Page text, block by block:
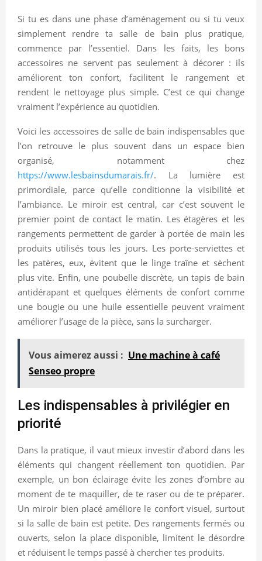
Si tu es dans une phase d’aménagement ou si tu veux
simplement rendre ta salle de bain plus pratique,
commence par l’essentiel. Dans les faits, les bons
accessoires ne servent pas seulement à décorer : ils
améliorent ton confort, facilitent le rangement et
rendent le nettoyage plus simple. C’est ce qui change
vraiment l’expérience au quotidien.
Voici les accessoires de salle de bain indispensables que
l’on retrouve le plus souvent dans un espace bien
organisé, notamment chez
https://www.lesbainsdumarais.fr/. La lumière est
primordiale, parce qu’elle conditionne la visibilité et
l’ambiance. Le miroir est central, car c’est souvent le
premier point de contact le matin. Les étagères et les
rangements permettent de garder à portée de main les
produits utilisés tous les jours. Les porte-serviettes et
les patères, eux, évitent que le linge traîne et sèchent
plus vite. Enfin, une poubelle discrète, un tapis de bain
antidérapant et quelques éléments de confort comme
une bougie ou une huile essentielle peuvent vraiment
améliorer l’usage de la pièce, sans la surcharger.
Vous aimerez aussi : Une machine à café
Senseo propre
Les indispensables à privilégier en
priorité
Dans la pratique, il vaut mieux investir d’abord dans les
éléments qui changent réellement ton quotidien. Par
exemple, un bon éclairage évite les zones d’ombre au
moment de te maquiller, de te raser ou de te préparer.
Un miroir bien placé améliore le confort visuel, surtout
si la salle de bain est petite. Des rangements fermés ou
ouverts, selon la place disponible, limitent le désordre
et réduisent le temps passé à chercher tes produits.